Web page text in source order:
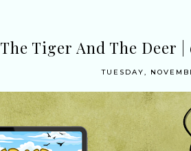
The Tiger And The Deer
TUESDAY,